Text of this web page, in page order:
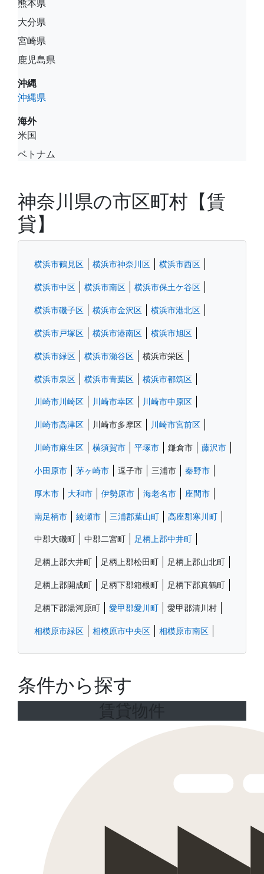
熊本県
大分県
宮崎県
鹿児島県
沖縄
沖縄県
海外
米国
ベトナム
神奈川県の市区町村【賃
貸】
横浜市鶴見区 横浜市神奈川区 横浜市西区
横浜市中区 横浜市南区 横浜市保土ケ谷区
横浜市磯子区 横浜市金沢区 横浜市港北区
横浜市戸塚区 横浜市港南区 横浜市旭区
横浜市緑区 横浜市瀬谷区 横浜市栄区
横浜市泉区 横浜市青葉区 横浜市都筑区
川崎市川崎区 川崎市幸区 川崎市中原区
川崎市高津区 川崎市多摩区 川崎市宮前区
川崎市麻生区 横須賀市 平塚市 鎌倉市 藤沢市
小田原市 茅ヶ崎市 逗子市 三浦市 秦野市
厚木市 大和市 伊勢原市 海老名市 座間市
南足柄市 綾瀬市 三浦郡葉山町 高座郡寒川町
中郡大磯町 中郡二宮町 足柄上郡中井町
足柄上郡大井町 足柄上郡松田町 足柄上郡山北町
足柄上郡開成町 足柄下郡箱根町 足柄下郡真鶴町
足柄下郡湯河原町 愛甲郡愛川町 愛甲郡清川村
相模原市緑区 相模原市中央区 相模原市南区
条件から探す
賃貸物件